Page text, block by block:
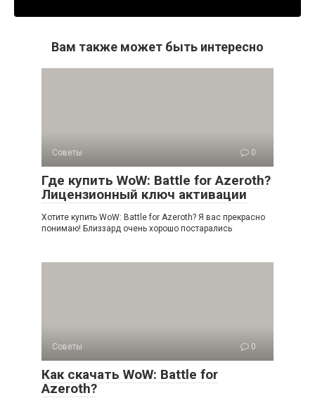
Вам также может быть интересно
Советы 0
Где купить WoW: Battle for Azeroth?
Лицензионный ключ активации
Хотите купить WoW: Battle for Azeroth? Я вас прекрасно
понимаю! Близзард очень хорошо постарались
Советы 0
Как скачать WoW: Battle for
Azeroth?